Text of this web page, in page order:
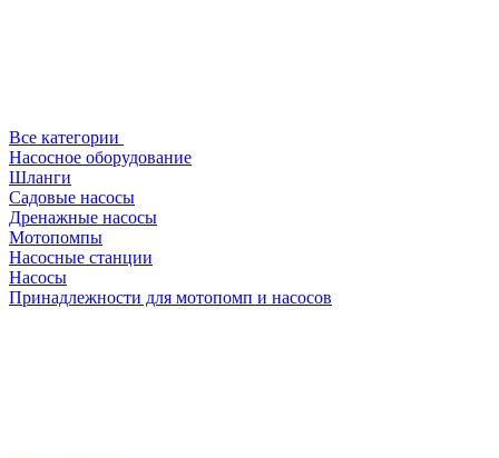
Все категории
Насосное оборудование
Шланги
Садовые насосы
Дренажные насосы
Мотопомпы
Насосные станции
Насосы
Принадлежности для мотопомп и насосов